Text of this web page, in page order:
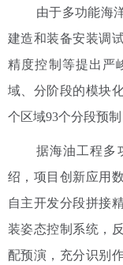
由于多功能海
建造和装备安装调
精度控制等提出严
域、分阶段的模块
个区域93个分段预
据海油工程多
绍，项目创新应用
自主开发分段拼接
装姿态控制系统，
配预演，充分识别